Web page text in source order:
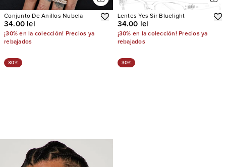
Conjunto De Anillos Nubela
34.00 lei
¡30% en la colección! Precios ya
rebajados
Lentes Yes Sir Bluelight
34.00 lei
¡30% en la colección! Precios ya
rebajados
30% 30%